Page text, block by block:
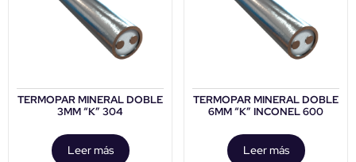
TERMOPAR MINERAL DOBLE
3MM “K” 304
Leer más
TERMOPAR MINERAL DOBLE
6MM “K” INCONEL 600
Leer más